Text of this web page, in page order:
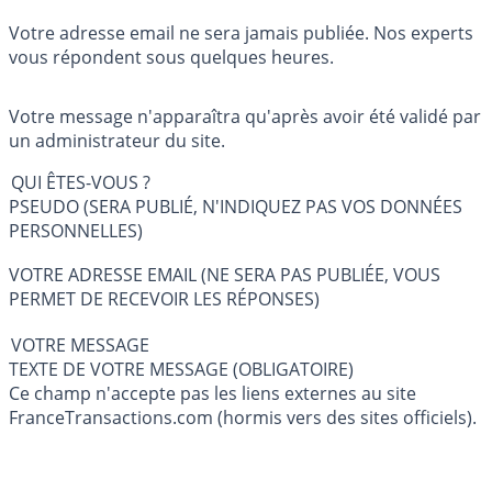
Votre adresse email ne sera jamais publiée. Nos experts
vous répondent sous quelques heures.
Votre message n'apparaîtra qu'après avoir été validé par
un administrateur du site.
QUI ÊTES-VOUS ?
PSEUDO (SERA PUBLIÉ, N'INDIQUEZ PAS VOS DONNÉES
PERSONNELLES)
VOTRE ADRESSE EMAIL (NE SERA PAS PUBLIÉE, VOUS
PERMET DE RECEVOIR LES RÉPONSES)
VOTRE MESSAGE
TEXTE DE VOTRE MESSAGE (OBLIGATOIRE)
Ce champ n'accepte pas les liens externes au site
FranceTransactions.com (hormis vers des sites officiels).